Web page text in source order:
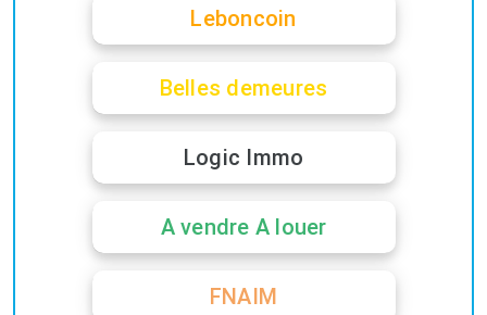
Leboncoin
Belles demeures
Logic Immo
A vendre A louer
FNAIM